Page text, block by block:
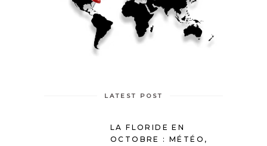
LATEST POST
LA FLORIDE EN
OCTOBRE : MÉTÉO,